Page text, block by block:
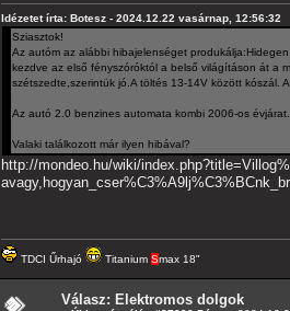
Idézetet írta: Botesz - 2024.12.22 vasárnap, 12:56:32
Sziasztok!
Az autóm az alábbi hibajelenséget
kezdve az első fényszóróktól a belső világításon át a
szétszedte,szerintük jó.A töltés 13-14V között kószál.
Az autó 2.0 benzines automata kombi 2006-os évjárat.
Valaki találkozott már ilyen hibával?
http://mondeo.hu/wiki/
TDCI Űrhajó Titanium Smax 18"
Válasz: Elektromos dolgok